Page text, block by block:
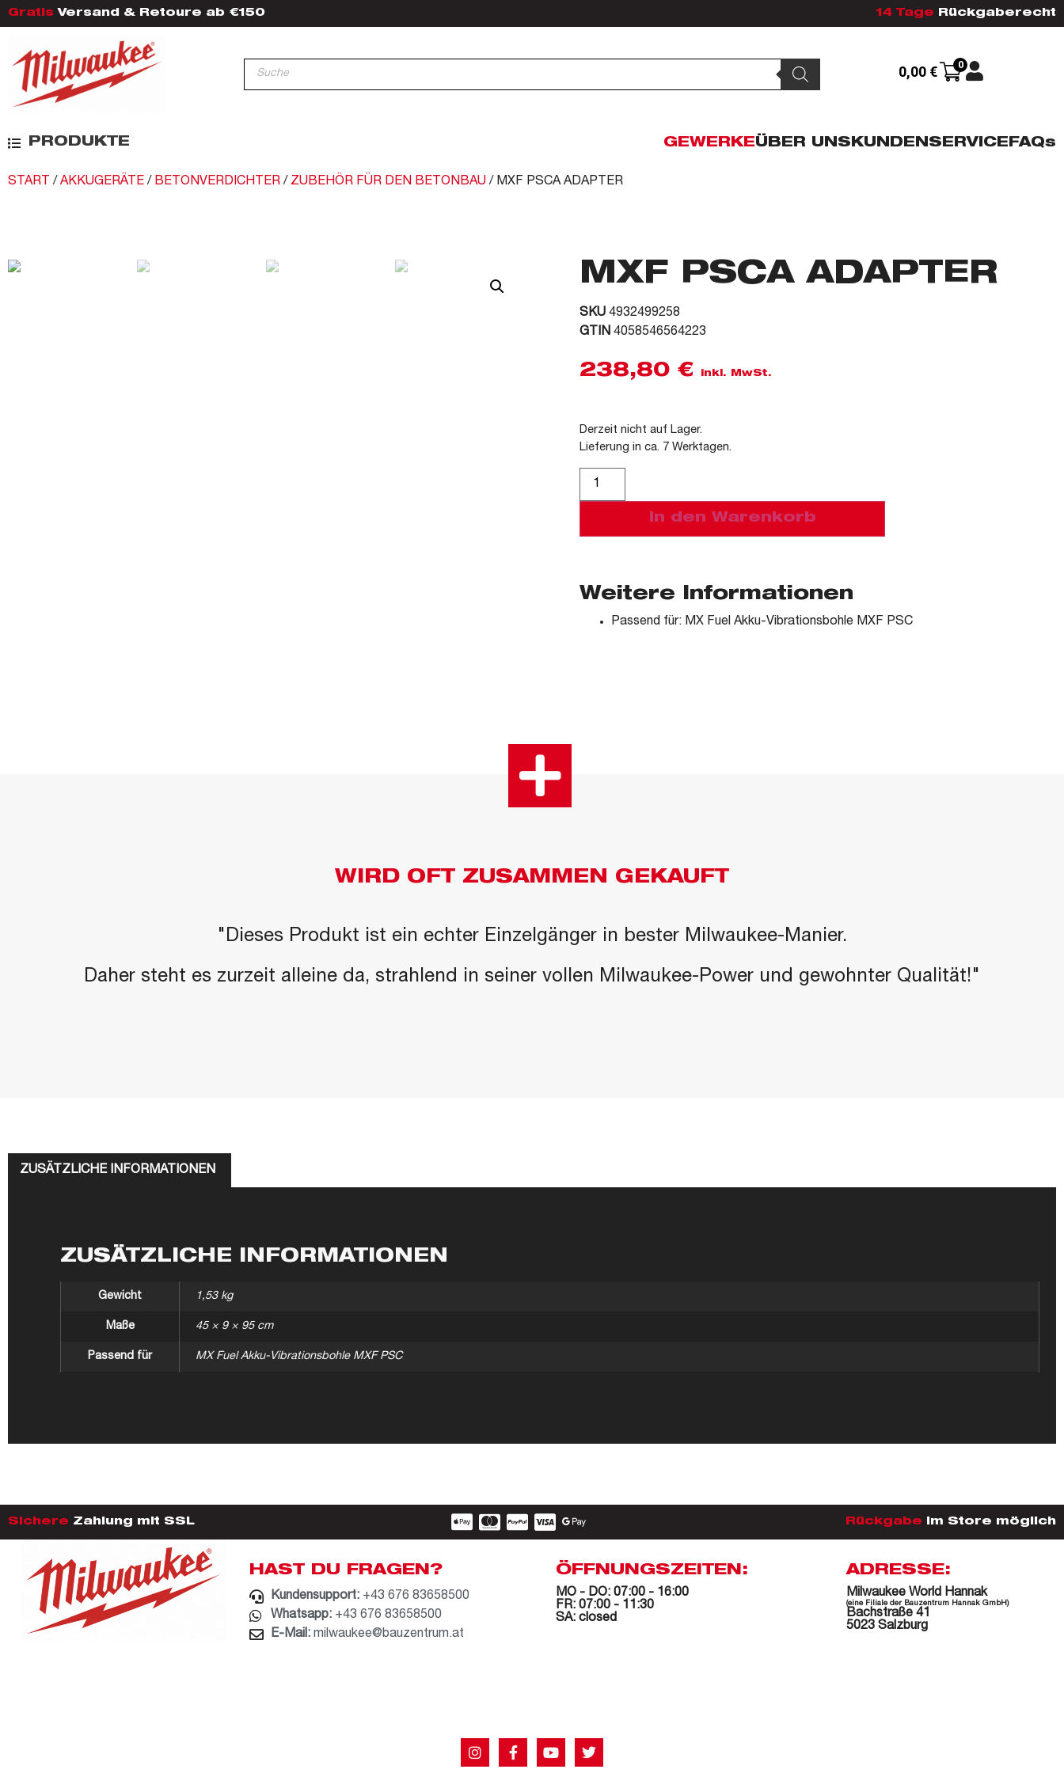
Gratis Versand & Retoure ab €150 14 Tage Rückgaberecht
0,00 € 0
PRODUKTE GEWERKEÜBER UNSKUNDENSERVICEFAQs
START / AKKUGERÄTE / BETONVERDICHTER / ZUBEHÖR FÜR DEN BETONBAU / MXF PSCA ADAPTER
MXF PSCA ADAPTER
SKU 4932499258
GTIN 4058546564223
238,80 € inkl. MwSt.
Derzeit nicht auf Lager.
Lieferung in ca. 7 Werktagen.
In den Warenkorb
Weitere Informationen
Passend für: MX Fuel Akku-Vibrationsbohle MXF PSC
WIRD OFT ZUSAMMEN GEKAUFT
"Dieses Produkt ist ein echter Einzelgänger in bester Milwaukee-Manier.
Daher steht es zurzeit alleine da, strahlend in seiner vollen Milwaukee-Power und gewohnter Qualität!"
ZUSÄTZLICHE INFORMATIONEN
ZUSÄTZLICHE INFORMATIONEN
Gewicht 1,53 kg
Maße 45 × 9 × 95 cm
Passend für MX Fuel Akku-Vibrationsbohle MXF PSC
Sichere Zahlung mit SSL Rückgabe im Store möglich
HAST DU FRAGEN?
Kundensupport: +43 676 83658500
Whatsapp: +43 676 83658500
E-Mail: milwaukee@bauzentrum.at
ÖFFNUNGSZEITEN:
MO - DO: 07:00 - 16:00
FR: 07:00 - 11:30
SA: closed
ADRESSE:
Milwaukee World Hannak
(eine Filiale der Bauzentrum Hannak GmbH)
Bachstraße 41
5023 Salzburg